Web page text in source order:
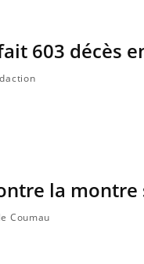
603 décès
la montre
Coumau